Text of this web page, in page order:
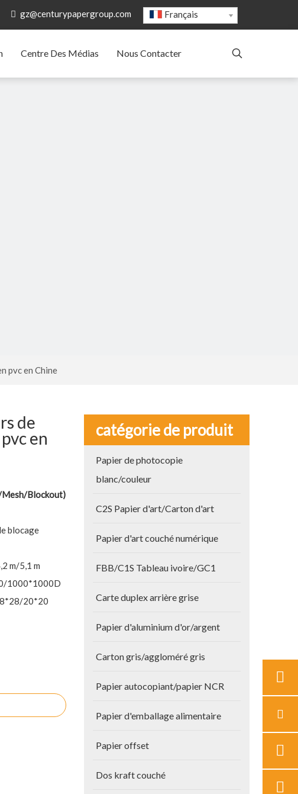
 gz@centurypapergroup.com Français
Centre Des Médias Nous Contacter
pvc en Chine
de
en
Mesh/Blockout)
blocage
m/5,1 m
1000*1000D
20*20
catégorie de produit
Papier de photocopie
blanc/couleur
C2S Papier d'art/Carton d'art
Papier d'art couché numérique
FBB/C1S Tableau ivoire/GC1
Carte duplex arrière grise
Papier d'aluminium d'or/argent
Carton gris/aggloméré gris
Papier autocopiant/papier NCR
Papier d'emballage alimentaire
Papier offset
Dos kraft couché